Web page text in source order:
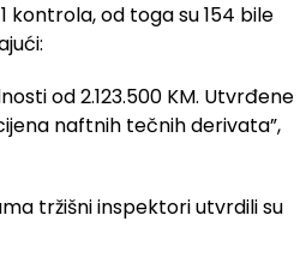
kontrola, od toga su 154 bile
od 2.123.500 KM. Utvrđene
naftnih tečnih derivata”,
tržišni inspektori utvrdili su